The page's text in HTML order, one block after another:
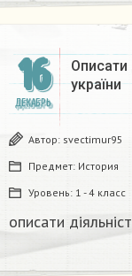
16
ДЕКАБРЬ
Описати
україни​
Автор: svectimur95
Предмет: История
Уровень: 1 - 4 класс
описати